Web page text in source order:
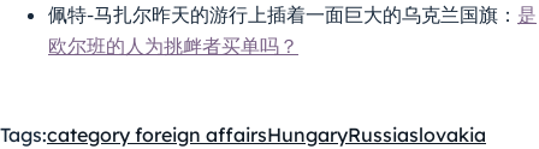
佩特-马扎尔昨天的游行上插着一面巨大的乌克兰国旗： 是
欧尔班的人为挑衅者买单吗？
Tags:category foreign affairsHungaryRussiaslovakia